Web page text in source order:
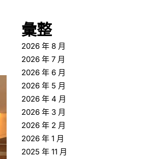
彙整
2026 年 8 月
2026 年 7 月
2026 年 6 月
2026 年 5 月
2026 年 4 月
2026 年 3 月
2026 年 2 月
2026 年 1 月
2025 年 11 月